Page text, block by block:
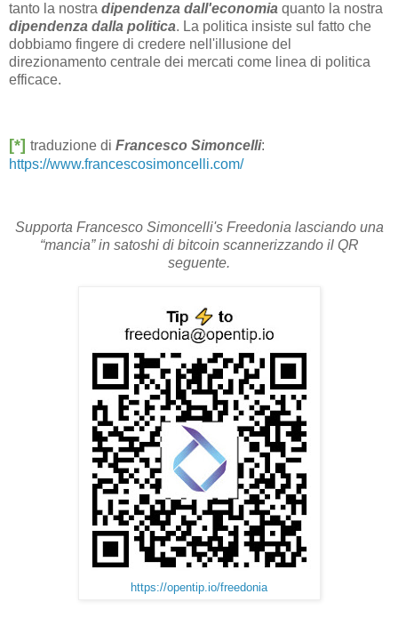
tanto la nostra dipendenza dall'economia quanto la nostra
dipendenza dalla politica. La politica insiste sul fatto che
dobbiamo fingere di credere nell'illusione del
direzionamento centrale dei mercati come linea di politica
efficace.
[*] traduzione di Francesco Simoncelli:
https://www.francescosimoncelli.com/
Supporta Francesco Simoncelli's Freedonia lasciando una
“mancia” in satoshi di bitcoin scannerizzando il QR
seguente.
https://opentip.io/freedonia